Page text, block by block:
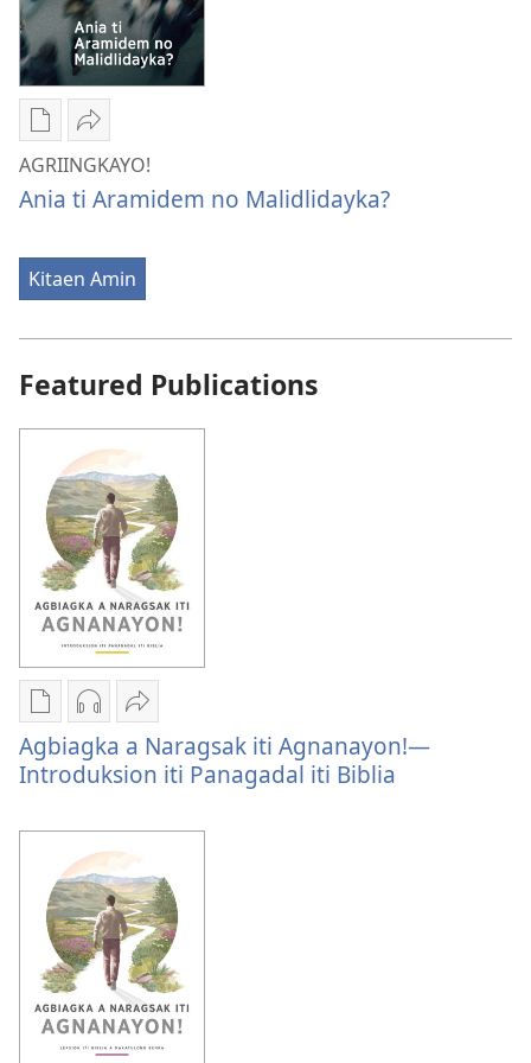
PAGADALAN
NGA
EDISION
Oktubre 2026
—
PAGADALAN
NGA
EDISION
Oktubre 2026
Dagiti
opsion
iti
kadagiti
publikasion
AGRIINGKAYO!
ti
Malidlidayka?
I-
share
AGRIINGKAYO!
Aramidem
no
Malidlidayka?
AGRIINGKAYO!
Ania ti Aramidem no Malidlidayka?
Kitaen Amin
Featured Publications
Dagiti
opsion
iti
download
kadagiti
publikasion
Agbiagka
a
Naragsak
iti
Agnanayon!
Dagiti
opsion
iti
download
kadagiti
audio
recording
Agbiagka
a
Naragsak
iti
Agnanayon!
I-
share
Agbiagka
Naragsak
Agnanayon!
—
Introduksion
iti
Panagadal
iti
Biblia
Agbiagka a Naragsak iti Agnanayon!—
Introduksion iti Panagadal iti Biblia